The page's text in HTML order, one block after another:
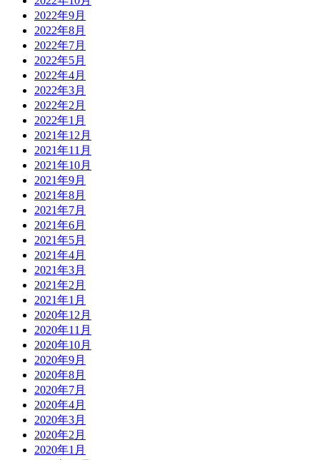
2022年9月
2022年8月
2022年7月
2022年5月
2022年4月
2022年3月
2022年2月
2022年1月
2021年12月
2021年11月
2021年10月
2021年9月
2021年8月
2021年7月
2021年6月
2021年5月
2021年4月
2021年3月
2021年2月
2021年1月
2020年12月
2020年11月
2020年10月
2020年9月
2020年8月
2020年7月
2020年4月
2020年3月
2020年2月
2020年1月